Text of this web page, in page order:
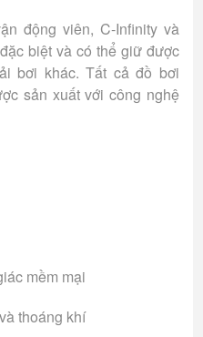
động viên, C-Infinity và
biệt và có thể giữ được
bơi khác. Tất cả đồ bơi
sản xuất với công nghệ
mềm mại
thoáng khí